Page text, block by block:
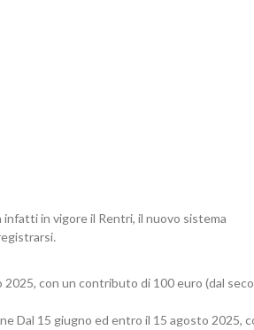
in vigore il Rentri, il nuovo sistema
.
con un contributo di 100 euro (dal
Dal 15 giugno ed entro il 15 agosto 2025,